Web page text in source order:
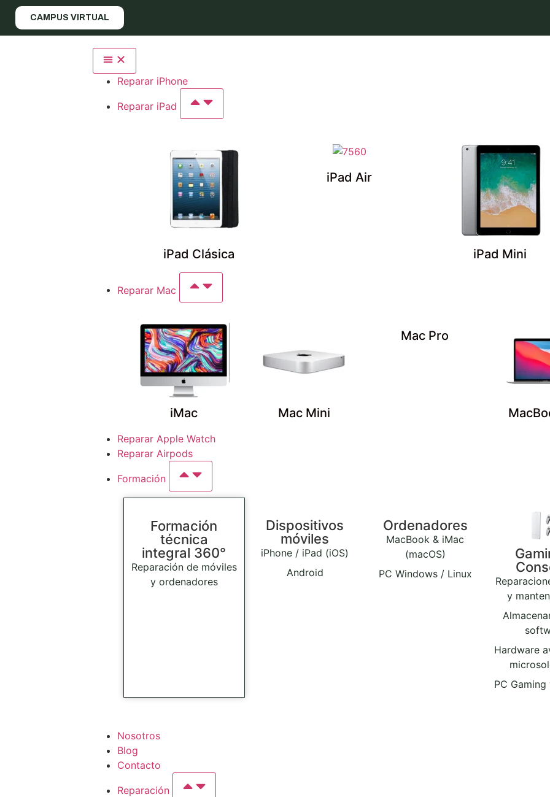
CAMPUS VIRTUAL
Reparar iPhone
Reparar iPad
iPad Clásica
iPad Air
iPad Mini
Reparar Mac
iMac Mac Mini
Mac Pro
Reparar Apple Watch
Reparar Airpods
Formación
Formación
técnica
integral 360°
Reparación de móviles
y ordenadores
Dispositivos
móviles
iPhone / iPad (iOS)
Android
Ordenadores
MacBook & iMac
(macOS)
PC Windows / Linux
y
Hardware
PC
Nosotros
Blog
Contacto
Reparación